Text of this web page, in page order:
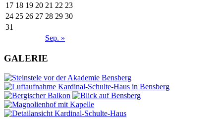
Sep. »
17 18 19 20 21 22 23
24 25 26 27 28 29 30
31
GALERIE